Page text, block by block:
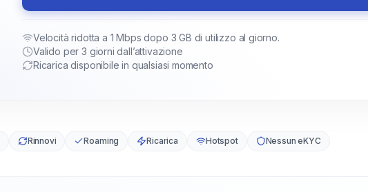
Velocità ridotta a 1 Mbps dopo 3 GB di utilizzo al giorno.
Valido per 3 giorni dall’attivazione
Ricarica disponibile in qualsiasi momento
Rinnovi Roaming Ricarica Hotspot Nessun eKYC